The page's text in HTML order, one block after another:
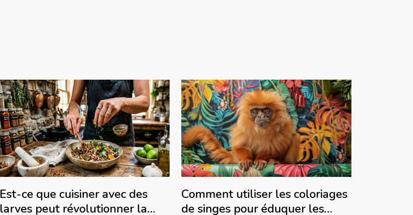
Est-ce que cuisiner avec des
larves peut révolutionner la
Comment utiliser les coloriages
de singes pour éduquer les